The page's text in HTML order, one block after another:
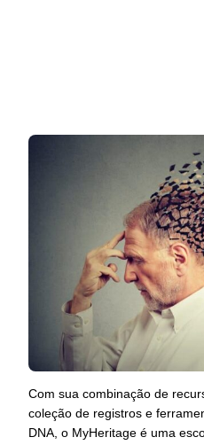
Com sua combinação de
coleção de registros e
DNA, o MyHeritage é uma